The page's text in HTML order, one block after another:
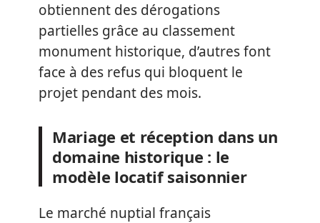
obtiennent des dérogations
partielles grâce au classement
monument historique, d’autres font
face à des refus qui bloquent le
projet pendant des mois.
Mariage et réception dans un
domaine historique : le
modèle locatif saisonnier
Le marché nuptial français